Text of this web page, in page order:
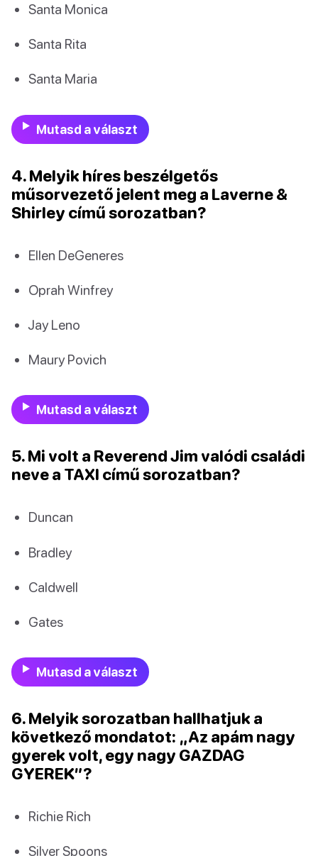
Santa Monica
Santa Rita
Santa Maria
Mutasd a választ
4. Melyik híres beszélgetős
műsorvezető jelent meg a Laverne &
Shirley című sorozatban?
Ellen DeGeneres
Oprah Winfrey
Jay Leno
Maury Povich
Mutasd a választ
5. Mi volt a Reverend Jim valódi családi
neve a TAXI című sorozatban?
Duncan
Bradley
Caldwell
Gates
Mutasd a választ
6. Melyik sorozatban hallhatjuk a
következő mondatot: „Az apám nagy
gyerek volt, egy nagy GAZDAG
GYEREK”?
Richie Rich
Silver Spoons